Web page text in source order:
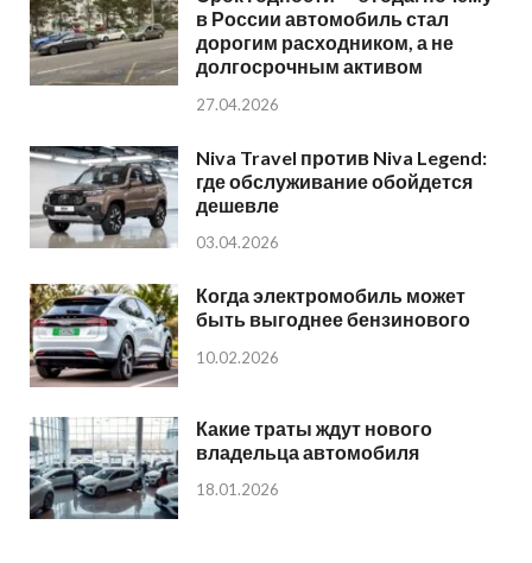
в России автомобиль стал
дорогим расходником, а не
долгосрочным активом
27.04.2026
Niva Travel против Niva Legend:
где обслуживание обойдется
дешевле
03.04.2026
Когда электромобиль может
быть выгоднее бензинового
10.02.2026
Какие траты ждут нового
владельца автомобиля
18.01.2026